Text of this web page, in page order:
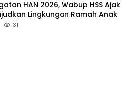
HAN 2026, Wabup HSS Ajak
Lingkungan Ramah Anak
31